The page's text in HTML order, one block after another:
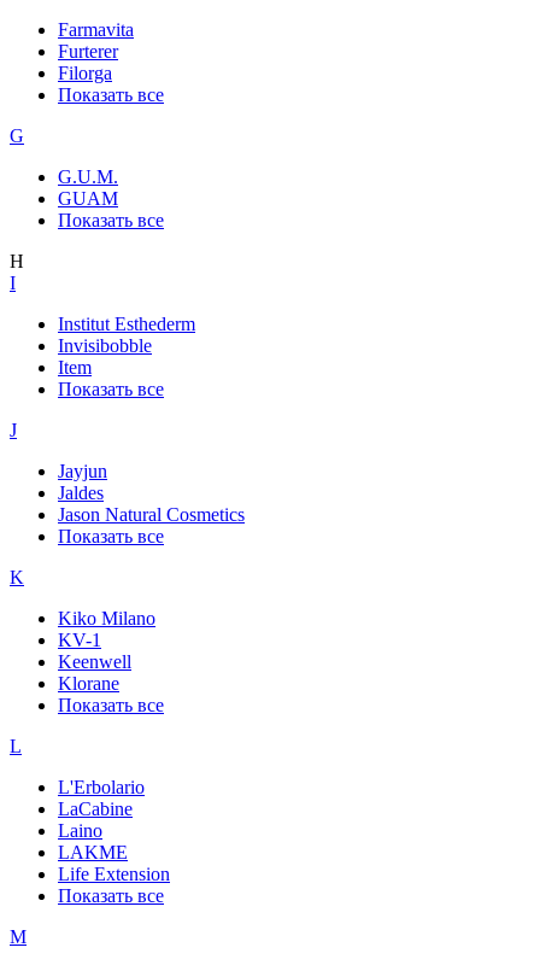
Farmavita
Furterer
Filorga
Показать все
G
G.U.M.
GUAM
Показать все
H
I
Institut Esthederm
Invisibobble
Item
Показать все
J
Jayjun
Jaldes
Jason Natural Cosmetics
Показать все
K
Kiko Milano
KV-1
Keenwell
Klorane
Показать все
L
L'Erbolario
LaCabine
Laino
LAKME
Life Extension
Показать все
M